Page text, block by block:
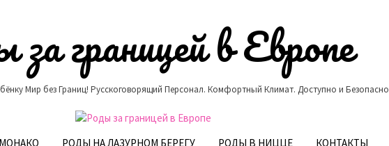
за границей в Европе
Мир без Границ! Русскоговорящий Персонал. Комфортный Климат. Доступно и Безопасно
РОДЫ НА ЛАЗУРНОМ БЕРЕГУ РОДЫ В НИЦЦЕ КОНТАКТЫ